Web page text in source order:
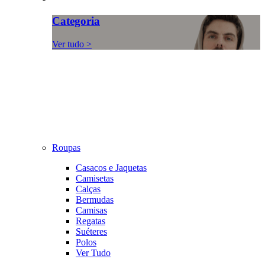
Categoria
Ver tudo >
Roupas
Casacos e Jaquetas
Camisetas
Calças
Bermudas
Camisas
Regatas
Suéteres
Polos
Ver Tudo